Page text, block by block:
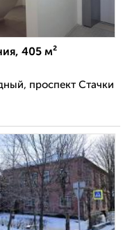
405 м²
проспект Стачки